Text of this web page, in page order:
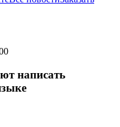
написать